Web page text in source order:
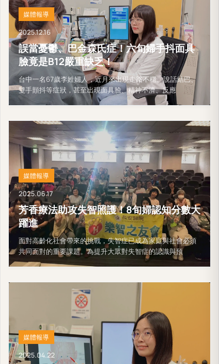
媒體報導
2025.12.16
誤當憂鬱、巴金森氏症！六旬婦手抖面具
臉竟是B12嚴重缺乏！
台中一名67歲李姓婦人，近月來出現走路不穩、說話結巴、
雙手顫抖等症狀，甚至出現面具臉、精神不濟、反應
媒體報導
2025.06.17
芳香療法助攻失智照護！8旬婦認知分數大
躍進
面對高齡化社會帶來的挑戰，失智症已成為家庭與社會必須
共同面對的重要課題。為提升大眾對失智症的認識與預
媒體報導
2025.04.22